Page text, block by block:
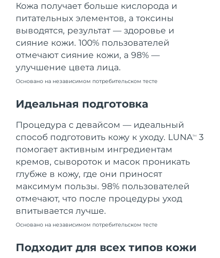
Кожа получает больше кислорода и
питательных элементов, а токсины
выводятся, результат — здоровье и
сияние кожи. 100% пользователей
отмечают сияние кожи, а 98% —
улучшение цвета лица.
Основано на независимом потребительском тесте
Идеальная подготовка
Процедура с девайсом — идеальный
способ подготовить кожу к уходу. LUNATM
3
помогает активным ингредиентам
кремов, сывороток и масок проникать
глубже в кожу, где они приносят
максимум пользы. 98% пользователей
отмечают, что после процедуры уход
впитывается лучше.
Основано на независимом потребительском тесте
Подходит для всех типов кожи
Ожидаемая дата доставки
Швеция
Ожидаемая дата доставки
Швейцария
Ожидаемая дата доставки
Тайвань
Таиланд
Ожидаемая дата доставки
8/12/26
Турция
Ожидаемая дата доставки
8/9/26
ОАЭ
Ожидаемая дата доставки
Великобритания
Соединенные
Штаты
Ожидаемая дата доставки